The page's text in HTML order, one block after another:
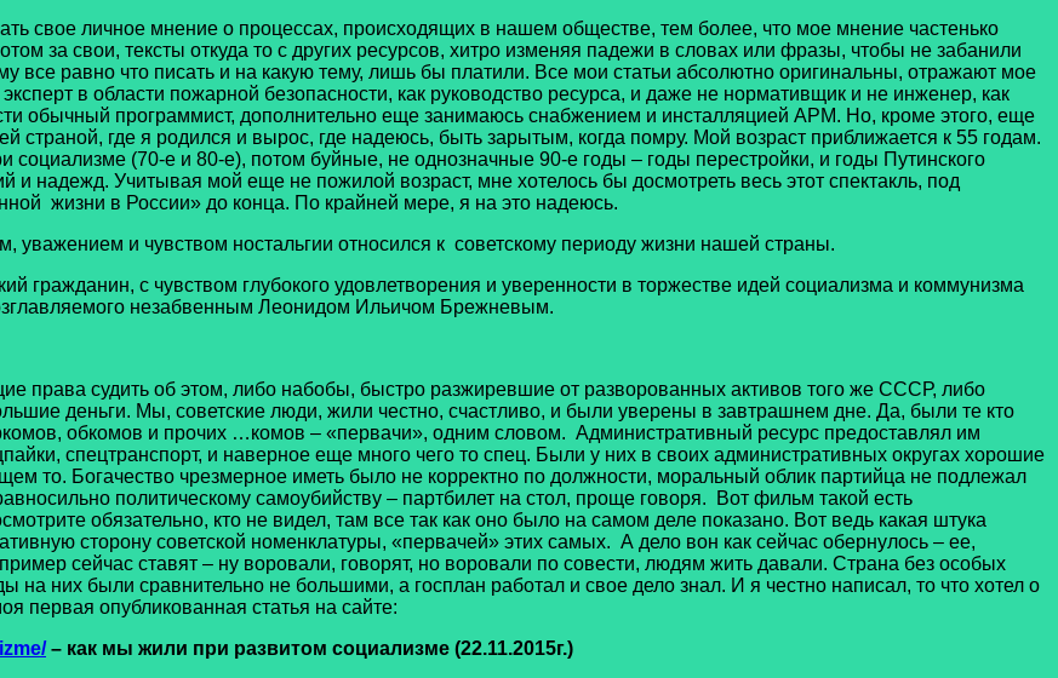
личное мнение о процессах, происходящих в нашем обществе, тем более, что мое мнение частенько
за свои, тексты откуда то с других ресурсов, хитро изменяя падежи в словах или фразы, чтобы не забанили
все равно что писать и на какую тему, лишь бы платили. Все мои статьи абсолютно оригинальны, отражают мое
в области пожарной безопасности, как руководство ресурса, и даже не нормативщик и не инженер, как
обычный программист, дополнительно еще занимаюсь снабжением и инсталляцией АРМ. Но, кроме этого, еще
страной, где я родился и вырос, где надеюсь, быть зарытым, когда помру. Мой возраст приближается к 55 годам.
социализме (70-е и 80-е), потом буйные, не однозначные 90-е годы – годы перестройки, и годы Путинского
надежд. Учитывая мой еще не пожилой возраст, мне хотелось бы досмотреть весь этот спектакль, под
жизни в России» до конца. По крайней мере, я на это надеюсь.
и чувством ностальгии относился к советскому периоду жизни нашей страны.
с чувством глубокого удовлетворения и уверенности в торжестве идей социализма и коммунизма
незабвенным Леонидом Ильичом Брежневым.
права судить об этом, либо набобы, быстро разжиревшие от разворованных активов того же СССР, либо
деньги. Мы, советские люди, жили честно, счастливо, и были уверены в завтрашнем дне. Да, были те кто
обкомов и прочих …комов – «первачи», одним словом. Административный ресурс предоставлял им
спецтранспорт, и наверное еще много чего то спец. Были у них в своих административных округах хорошие
то. Богачество чрезмерное иметь было не корректно по должности, моральный облик партийца не подлежал
политическому самоубийству – партбилет на стол, проще говоря. Вот фильм такой есть
обязательно, кто не видел, там все так как оно было на самом деле показано. Вот ведь какая штука
сторону советской номенклатуры, «первачей» этих самых. А дело вон как сейчас обернулось – ее,
сейчас ставят – ну воровали, говорят, но воровали по совести, людям жить давали. Страна без особых
на них были сравнительно не большими, а госплан работал и свое дело знал. И я честно написал, то что хотел о
первая опубликованная статья на сайте:
– как мы жили при развитом социализме (22.11.2015г.)